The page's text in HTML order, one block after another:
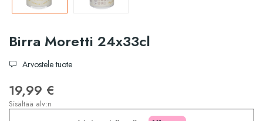
Birra Moretti 24x33cl
Arvostele tuote
19,99 €
Sisältää alv:n